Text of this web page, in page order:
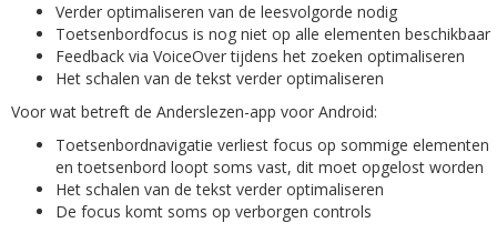
Verder optimaliseren van de leesvolgorde nodig
Toetsenbordfocus is nog niet op alle elementen beschikbaar
Feedback via VoiceOver tijdens het zoeken optimaliseren
Het schalen van de tekst verder optimaliseren
Voor wat betreft de Anderslezen-app voor Android:
Toetsenbordnavigatie verliest focus op sommige elementen
en toetsenbord loopt soms vast, dit moet opgelost worden
Het schalen van de tekst verder optimaliseren
De focus komt soms op verborgen controls